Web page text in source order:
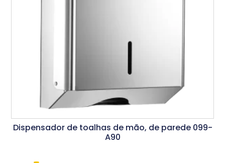
Dispensador de toalhas de mão, de parede 099-
A90